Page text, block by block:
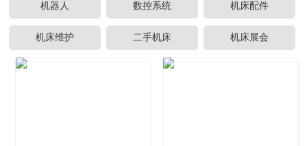
机器人 数控系统 机床配件
机床维护 二手机床 机床展会